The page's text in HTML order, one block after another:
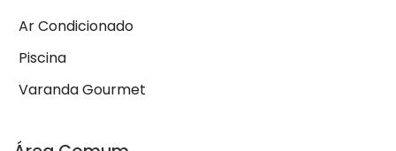
Ar Condicionado
Piscina
Varanda Gourmet